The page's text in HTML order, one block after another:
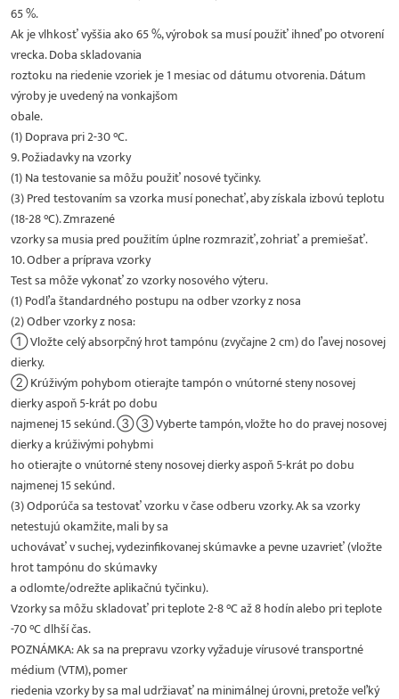
65 %.
Ak je vlhkosť vyššia ako 65 %, výrobok sa musí použiť ihneď po otvorení
vrecka. Doba skladovania
roztoku na riedenie vzoriek je 1 mesiac od dátumu otvorenia. Dátum
výroby je uvedený na vonkajšom
obale.
(1) Doprava pri 2-30 °C.
9. Požiadavky na vzorky
(1) Na testovanie sa môžu použiť nosové tyčinky.
(3) Pred testovaním sa vzorka musí ponechať, aby získala izbovú teplotu
(18-28 °C). Zmrazené
vzorky sa musia pred použitím úplne rozmraziť, zohriať a premiešať.
10. Odber a príprava vzorky
Test sa môže vykonať zo vzorky nosového výteru.
(1) Podľa štandardného postupu na odber vzorky z nosa
(2) Odber vzorky z nosa:
① Vložte celý absorpčný hrot tampónu (zvyčajne 2 cm) do ľavej nosovej
dierky.
② Krúživým pohybom otierajte tampón o vnútorné steny nosovej
dierky aspoň 5-krát po dobu
najmenej 15 sekúnd. ③ ③ Vyberte tampón, vložte ho do pravej nosovej
dierky a krúživými pohybmi
ho otierajte o vnútorné steny nosovej dierky aspoň 5-krát po dobu
najmenej 15 sekúnd.
(3) Odporúča sa testovať vzorku v čase odberu vzorky. Ak sa vzorky
netestujú okamžite, mali by sa
uchovávať v suchej, vydezinfikovanej skúmavke a pevne uzavrieť (vložte
hrot tampónu do skúmavky
a odlomte/odrežte aplikačnú tyčinku).
Vzorky sa môžu skladovať pri teplote 2-8 °C až 8 hodín alebo pri teplote
-70 °C dlhší čas.
POZNÁMKA: Ak sa na prepravu vzorky vyžaduje vírusové transportné
médium (VTM), pomer
riedenia vzorky by sa mal udržiavať na minimálnej úrovni, pretože veľký